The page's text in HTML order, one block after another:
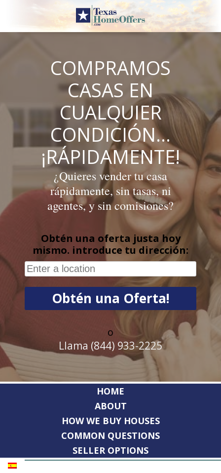
content
COMPRAMOS
CASAS EN
CUALQUIER
CONDICIÓN…
¡RÁPIDAMENTE!
¿Quieres vender tu casa
rápidamente, sin tasas, ni
agentes, y sin comisiones?
Obtén una oferta justa hoy
mismo. introduce tu dirección:
o
Llama (844) 933-2225
HOME
ABOUT
HOW WE BUY HOUSES
COMMON QUESTIONS
SELLER OPTIONS